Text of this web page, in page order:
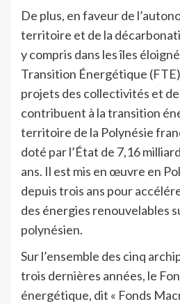
De plus, en faveur de
territoire et de la
y compris dans les îles
Transition Énergétique
projets des collectivités et
contribuent à la transition
territoire de la Polynésie
doté par l’État de 7,16
ans. Il est mis en œuvre en
depuis trois ans pour
des énergies renouvelables
polynésien.
Sur l’ensemble des cinq
trois dernières années, le
énergétique, dit « Fonds